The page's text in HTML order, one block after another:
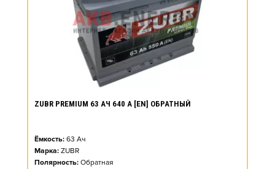
ZUBR PREMIUM 63 АЧ 640 А [EN] ОБРАТНЫЙ
Ёмкость: 63 Ач
Марка: ZUBR
Полярность: Обратная